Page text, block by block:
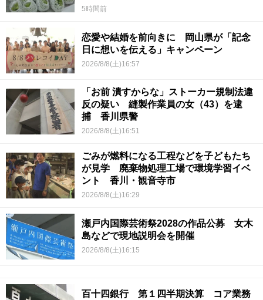
5時間前
恋愛や結婚を前向きに 岡山県が「記念
日に想いを伝える」キャンペーン
2026/8/8(土)16:57
「お前 潰すからな」ストーカー規制法違
反の疑い 縫製作業員の女（43）を逮
捕 香川県警
2026/8/8(土)16:51
ごみが燃料になる工程などを子どもたち
が見学 廃棄物処理工場で環境学習イベ
ント 香川・観音寺市
2026/8/8(土)16:29
瀬戸内国際芸術祭2028の作品公募 女木
島などで現地説明会を開催
2026/8/8(土)16:15
百十四銀行 第１四半期決算 コア業務